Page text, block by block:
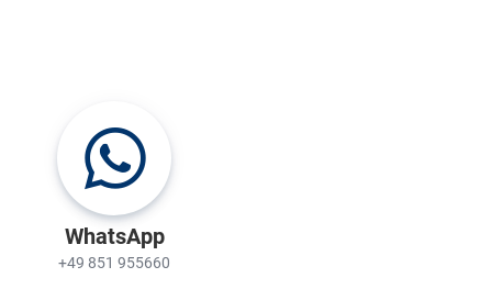
WhatsApp
+49 851 955660